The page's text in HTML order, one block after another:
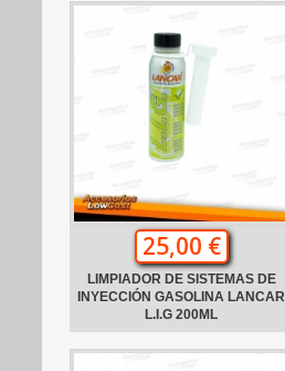
25,00 €
LIMPIADOR DE SISTEMAS DE
INYECCIÓN GASOLINA LANCAR
L.I.G 200ML